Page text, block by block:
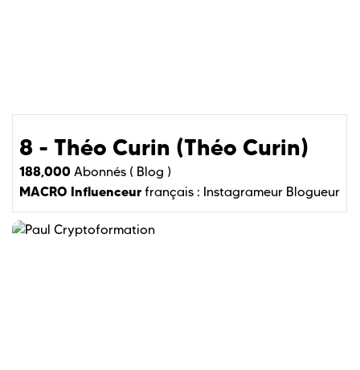
8 - Théo Curin (Théo Curin)
188,000 Abonnés ( Blog )
MACRO Influenceur français : Instagrameur Blogueur